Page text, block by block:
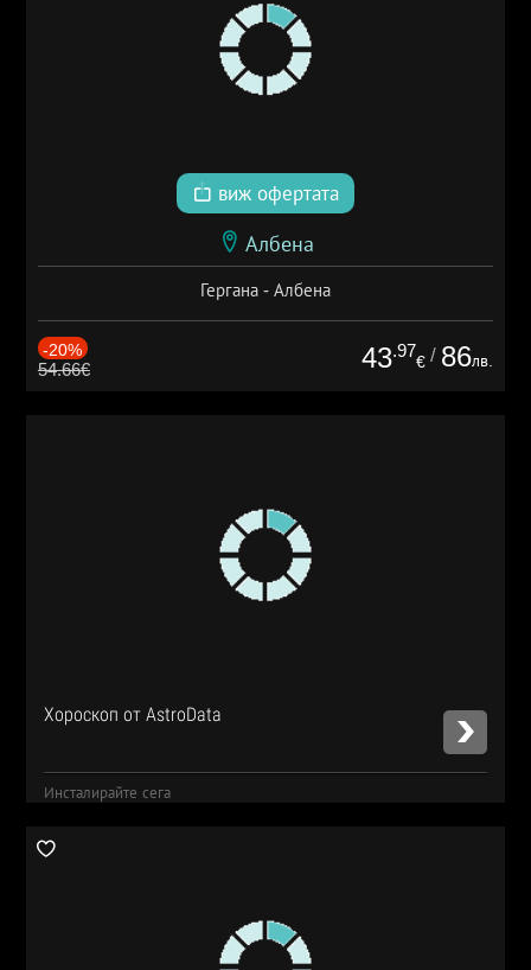
виж офертата
Албена
Гергана - Албена
-20%
54.66€ 43.97
€ / 86лв.
Хороскоп от AstroData
Инсталирайте сега